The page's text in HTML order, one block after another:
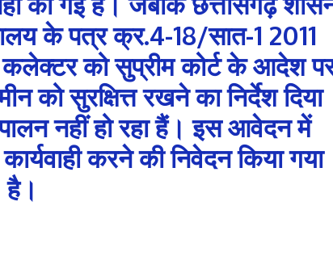
के पत्र क्र.4-18/सात-1 2011
को सुप्रीम कोर्ट के आदेश
को सुरक्षित्त रखने का निर्देश दिया
नहीं हो रहा हैं। इस आवेदन में
करने की निवेदन किया गया
है।